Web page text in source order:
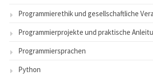
Programmierethik und gesellschaftliche
Programmierprojekte und praktische
Programmiersprachen
Python